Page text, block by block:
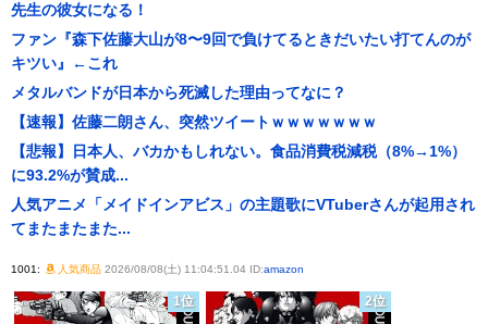
先生の彼女になる！
ファン『森下佐藤大山が8〜9回で負けてるときだいたい打てんのが
キツい』←これ
メタルバンドが日本から死滅した理由ってなに？
【速報】佐藤二朗さん、突然ツイートｗｗｗｗｗｗｗ
【悲報】日本人、バカかもしれない。食品消費税減税（8%→1%）
に93.2%が賛成...
人気アニメ「メイドインアビス」の主題歌にVTuberさんが起用され
てまたまたまた...
1001: 人気商品2026/08/08(土) 11:04:51.04 ID:amazon
1位 2位